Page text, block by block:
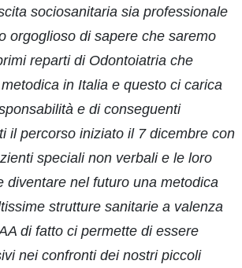
sociosanitaria sia professionale
orgoglioso di sapere che saremo
reparti di Odontoiatria che
in Italia e questo ci carica
e di conseguenti
il percorso iniziato il 7 dicembre con
speciali non verbali e le loro
diventare nel futuro una metodica
strutture sanitarie a valenza
di fatto ci permette di essere
nei confronti dei nostri piccoli